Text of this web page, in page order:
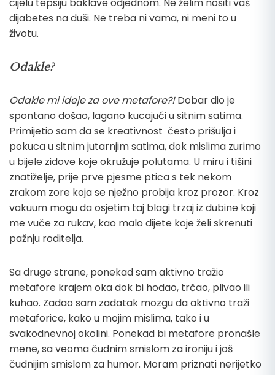
cijelu tepsiju baklave odjednom. Ne želim nositi vaš
dijabetes na duši. Ne treba ni vama, ni meni to u
životu.
Odakle?
Odakle mi ideje za ove metafore?! Dobar dio je
spontano došao, lagano kucajući u sitnim satima.
Primijetio sam da se kreativnost često prišulja i
pokuca u sitnim jutarnjim satima, dok mislima zurimo
u bijele zidove koje okružuje polutama. U miru i tišini
znatiželje, prije prve pjesme ptica s tek nekom
zrakom zore koja se nježno probija kroz prozor. Kroz
vakuum mogu da osjetim taj blagi trzaj iz dubine koji
me vuče za rukav, kao malo dijete koje želi skrenuti
pažnju roditelja.
Sa druge strane, ponekad sam aktivno tražio
metafore krajem oka dok bi hodao, trčao, plivao ili
kuhao. Zadao sam zadatak mozgu da aktivno traži
metaforice, kako u mojim mislima, tako i u
svakodnevnoj okolini. Ponekad bi metafore pronašle
mene, sa veoma čudnim smislom za ironiju i još
čudnijim smislom za humor. Moram priznati nerijetko